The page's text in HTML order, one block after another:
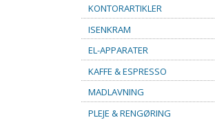
KONTORARTIKLER
ISENKRAM
EL-APPARATER
KAFFE & ESPRESSO
MADLAVNING
PLEJE & RENGØRING